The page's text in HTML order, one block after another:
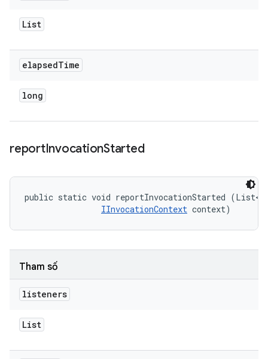
List
elapsedTime
long
reportInvocationStarted
public static void reportInvocationStarted (List<
IInvocationContext context)
Tham số
listeners
List